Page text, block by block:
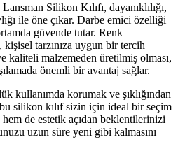
Silikon Kılıfı, dayanıklılığı,
ile öne çıkar. Darbe emici özelliği
güvende tutar. Renk
tarzınıza uygun bir tercih
kaliteli malzemeden üretilmiş olması,
önemli bir avantaj sağlar.
kullanımda korumak ve şıklığından
silikon kılıf sizin için ideal bir seçim
de estetik açıdan beklentilerinizi
uzun süre yeni gibi kalmasını